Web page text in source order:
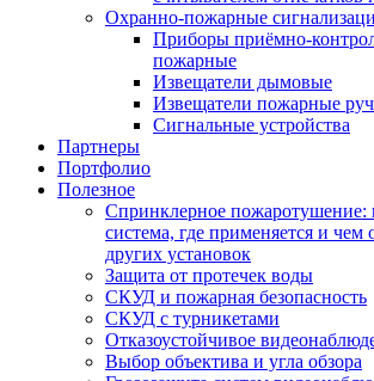
Охранно-пожарные
Приборы приёмно-
пожарные
Извещатели дымовые
Извещатели пожарные
Сигнальные устройства
Партнеры
Портфолио
Полезное
Спринклерное пожаротушение:
система, где применяется и чем
других установок
Защита от протечек воды
СКУД и пожарная безопасность
СКУД с турникетами
Отказоустойчивое
Выбор объектива и угла обзора